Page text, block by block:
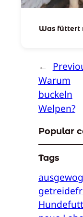
Was füttert
←
Warum
buckeln
Welpen?
Popular
Tags